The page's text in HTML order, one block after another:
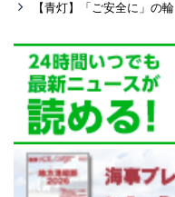
【青灯】「ご安全に」の輪